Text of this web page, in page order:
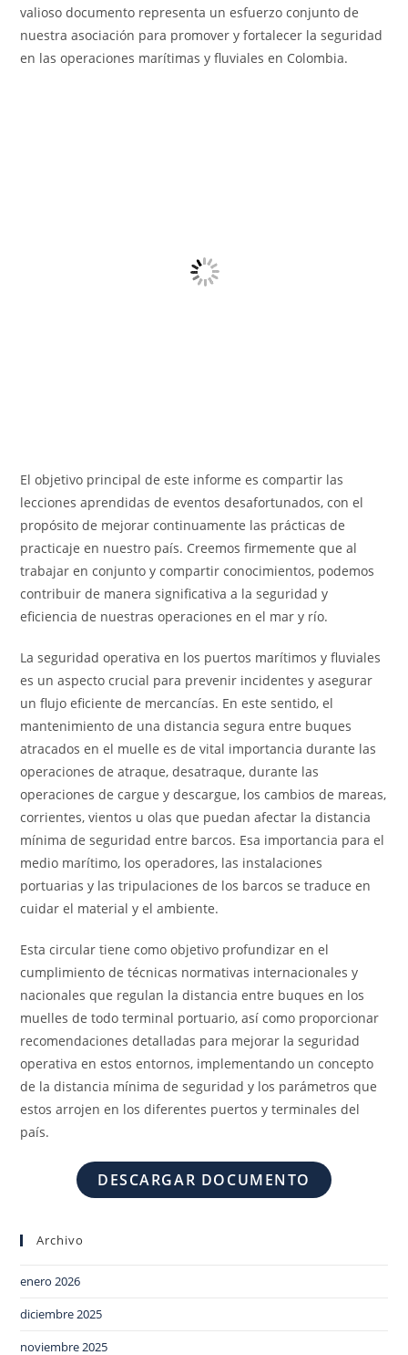
valioso documento representa un esfuerzo conjunto de
nuestra asociación para promover y fortalecer la seguridad
en las operaciones marítimas y fluviales en Colombia.
El objetivo principal de este informe es compartir las
lecciones aprendidas de eventos desafortunados, con el
propósito de mejorar continuamente las prácticas de
practicaje en nuestro país. Creemos firmemente que al
trabajar en conjunto y compartir conocimientos, podemos
contribuir de manera significativa a la seguridad y
eficiencia de nuestras operaciones en el mar y río.
La seguridad operativa en los puertos marítimos y fluviales
es un aspecto crucial para prevenir incidentes y asegurar
un flujo eficiente de mercancías. En este sentido, el
mantenimiento de una distancia segura entre buques
atracados en el muelle es de vital importancia durante las
operaciones de atraque, desatraque, durante las
operaciones de cargue y descargue, los cambios de mareas,
corrientes, vientos u olas que puedan afectar la distancia
mínima de seguridad entre barcos. Esa importancia para el
medio marítimo, los operadores, las instalaciones
portuarias y las tripulaciones de los barcos se traduce en
cuidar el material y el ambiente.
Esta circular tiene como objetivo profundizar en el
cumplimiento de técnicas normativas internacionales y
nacionales que regulan la distancia entre buques en los
muelles de todo terminal portuario, así como proporcionar
recomendaciones detalladas para mejorar la seguridad
operativa en estos entornos, implementando un concepto
de la distancia mínima de seguridad y los parámetros que
estos arrojen en los diferentes puertos y terminales del
país.
DESCARGAR DOCUMENTO
Archivo
enero 2026
diciembre 2025
noviembre 2025